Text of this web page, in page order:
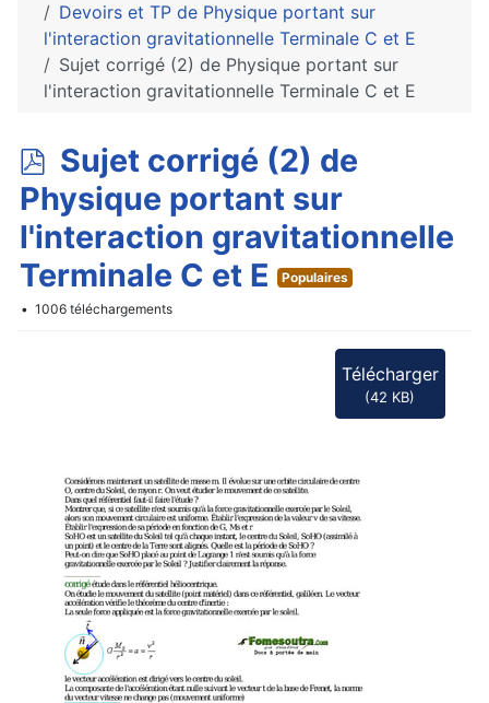
Devoirs et TP de Physique portant sur
l'interaction gravitationnelle Terminale C et E
Sujet corrigé (2) de Physique portant sur
l'interaction gravitationnelle Terminale C et E
p
d
f
Sujet corrigé (2) de
Physique portant sur
l'interaction gravitationnelle
Terminale C et E
Populaires
1006 téléchargements
Télécharger
(42 KB)